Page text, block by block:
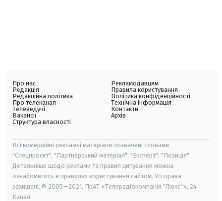
Про нас
Редакція
Редакційна політика
Про телеканал
Телеведучі
Вакансії
Структура власності
Рекламодавцям
Правила користування
Політика конфіденційності
Технічна інформація
Контакти
Архів
Всі комерційні рекламні матеріали позначені словами
"Спецпроєкт", "Партнерський матеріал", "Експерт", "Позиція".
Детальніше щодо реклами та правил цитування можна
ознайомитись в правилах користування сайтом. Усі права
захищені. © 2005—2021, ПрАТ «Телерадіокомпанія "Люкс"», 24
Канал.